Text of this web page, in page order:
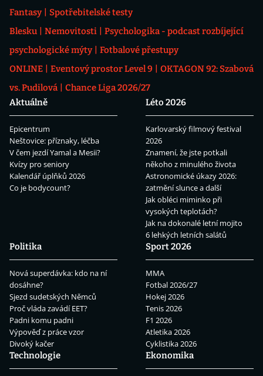
Fantasy
Spotřebitelské testy
Blesku
Nemovitosti
Psychologika - podcast rozbíjející
psychologické mýty
Fotbalové přestupy
ONLINE
Eventový prostor Level 9
OKTAGON 92: Szabová
vs. Pudilová
Chance Liga 2026/27
Aktuálně
Epicentrum
Neštovice: příznaky, léčba
V čem jezdí Yamal a Mesii?
Kvízy pro seniory
Kalendář úplňků 2026
Co je bodycount?
Léto 2026
Karlovarský filmový festival
2026
Znamení, že jste potkali
někoho z minulého života
Astronomické úkazy 2026:
zatmění slunce a další
Jak obléci miminko při
vysokých teplotách?
Jak na dokonalé letní mojito
6 lehkých letních salátů
Politika
Nová superdávka: kdo na ní
dosáhne?
Sjezd sudetských Němců
Proč vláda zavádí EET?
Padni komu padni
Výpověď z práce vzor
Divoký kačer
Sport 2026
MMA
Fotbal 2026/27
Hokej 2026
Tenis 2026
F1 2026
Atletika 2026
Cyklistika 2026
Technologie
Ekonomika